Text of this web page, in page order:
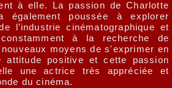
à elle. La passion de Charlotte
également poussée à explorer
l'industrie cinématographique et
à la recherche de
moyens de s'exprimer en
attitude positive et cette passion
une actrice très appréciée et
du cinéma.